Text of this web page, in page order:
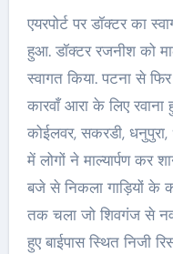
एयरपोर्ट पर डॉक्टर का
हुआ. डॉक्टर रजनीश को
स्वागत किया. पटना से
कारवाँ आरा के लिए
कोईलवर, सकरडी,
में लोगों ने माल्यार्पण कर
बजे से निकला गाड़ियों के
तक चला जो शिवगंज से
हुए बाईपास स्थित निजी